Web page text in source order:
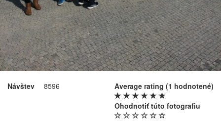
Návštev 8596 Average rating (1 hodnotené)
Ohodnotiť túto fotografiu